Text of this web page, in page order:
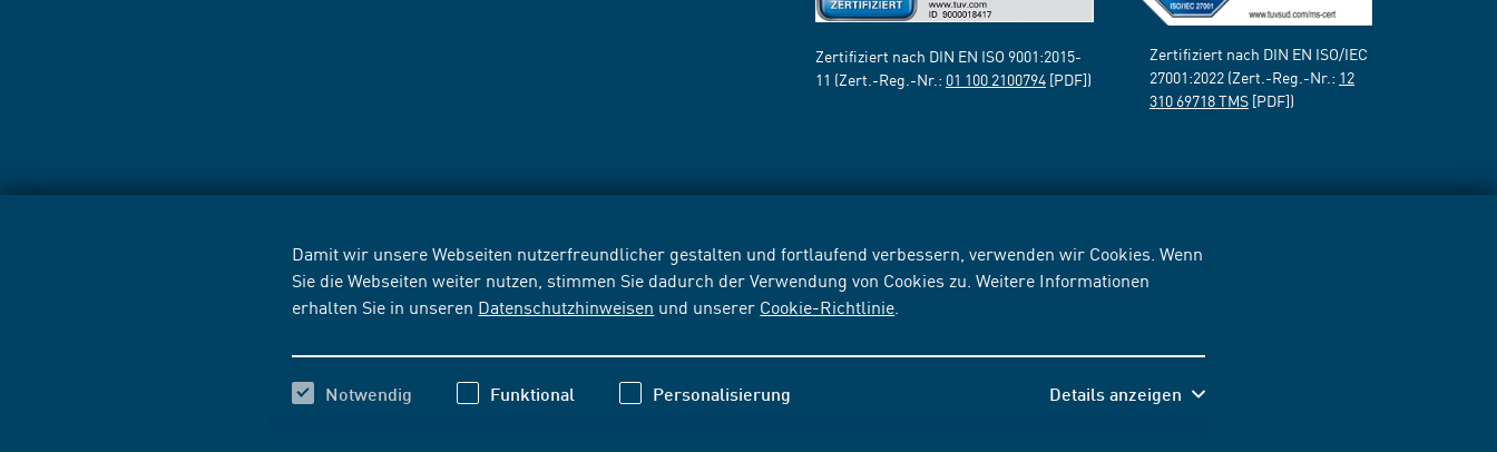
Damit wir unsere Webseiten nutzerfreundlicher gestalten und fortlaufend verbessern, verwenden wir Cookies. Wenn
Sie die Webseiten weiter nutzen, stimmen Sie dadurch der Verwendung von Cookies zu. Weitere Informationen
erhalten Sie in unseren Datenschutzhinweisen und unserer Cookie-Richtlinie
Notwendig Funktional Personalisierung Details anzeigen
Zertifiziert nach DIN EN ISO 9001:2015-
11 (Zert.-Reg.-Nr.: 01 100 2100794 [PDF])
Zertifiziert nach DIN EN ISO/IEC
27001:2022 (Zert.-Reg.-Nr.: 12
310 69718 TMS [PDF])